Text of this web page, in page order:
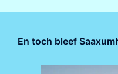
En toch bleef